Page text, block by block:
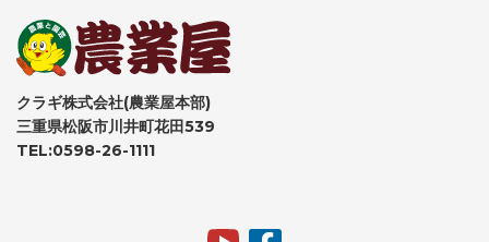
クラギ株式会社(農業屋本部)
三重県松阪市川井町花田539
TEL:0598-26-1111